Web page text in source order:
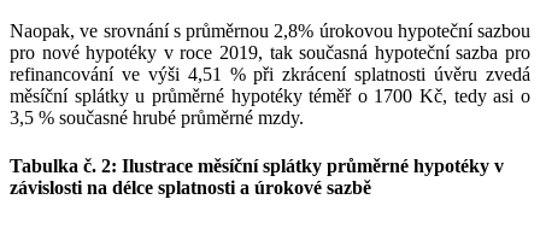
Naopak, ve srovnání s průměrnou 2,8% úrokovou hypoteční sazbou
pro nové hypotéky v roce 2019, tak současná hypoteční sazba pro
refinancování ve výši 4,51 % při zkrácení splatnosti úvěru zvedá
měsíční splátky u průměrné hypotéky téměř o 1700 Kč, tedy asi o
3,5 % současné hrubé průměrné mzdy.
Tabulka č. 2: Ilustrace měsíční splátky průměrné hypotéky v
závislosti na délce splatnosti a úrokové sazbě